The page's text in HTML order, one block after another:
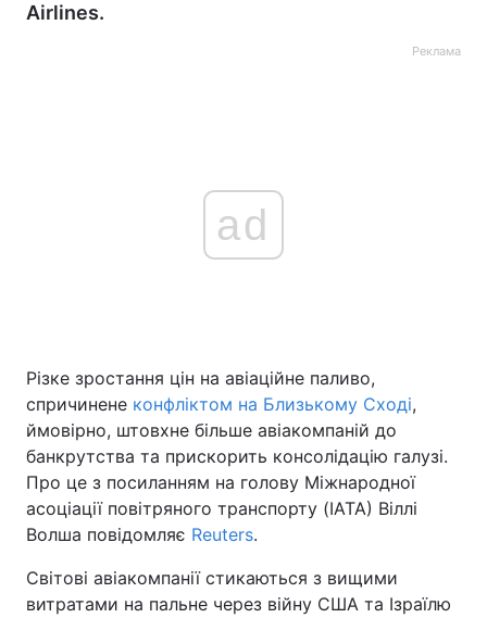
Airlines.
Реклама
ad
Різке зростання цін на авіаційне паливо,
спричинене конфліктом на Близькому Сході,
ймовірно, штовхне більше авіакомпаній до
банкрутства та прискорить консолідацію галузі.
Про це з посиланням на голову Міжнародної
асоціації повітряного транспорту (IATA) Віллі
Волша повідомляє Reuters.
Світові авіакомпанії стикаються з вищими
витратами на пальне через війну США та Ізраїлю